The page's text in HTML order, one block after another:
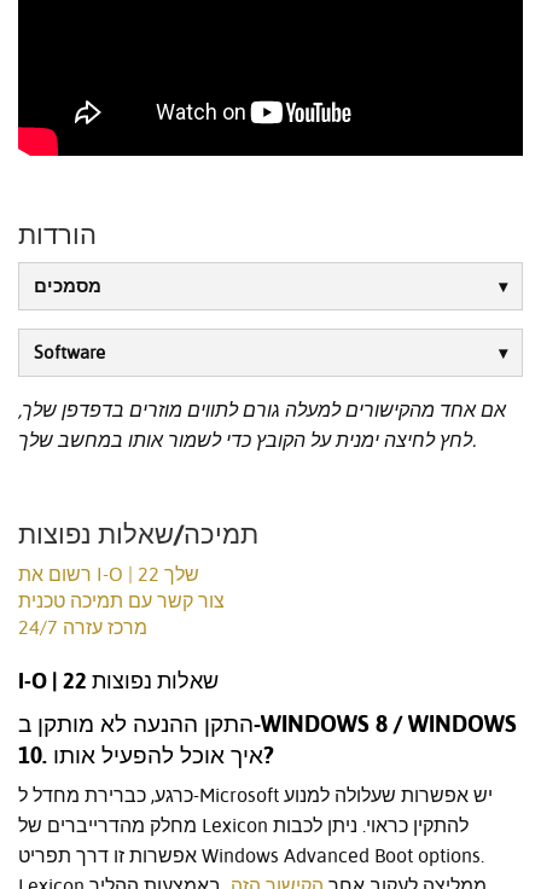
הורדות
מסמכים
Software
אם אחד מהקישורים למעלה גורם לתווים מוזרים בדפדפן שלך,
לחץ לחיצה ימנית על הקובץ כדי לשמור אותו במחשב שלך.
תמיכה/שאלות נפוצות
רשום את I-O | 22 שלך
צור קשר עם תמיכה טכנית
מרכז עזרה 24/7
I-O | 22 שאלות נפוצות
התקן ההנעה לא מותקן ב-WINDOWS 8 / WINDOWS
10. איך אוכל להפעיל אותו?
כרגע, כברירת מחדל ל-Microsoft יש אפשרות שעלולה למנוע
מחלק מהדרייברים של Lexicon להתקין כראוי. ניתן לכבות
אפשרות זו דרך תפריט Windows Advanced Boot options.